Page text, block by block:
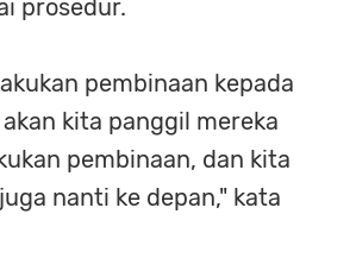
prosedur.
pembinaan kepada
kita panggil mereka
pembinaan, dan kita
nanti ke depan," kata